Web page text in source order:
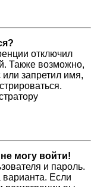
отключил
Также возможно,
запретил имя,
могу войти!
и пароль.
Если